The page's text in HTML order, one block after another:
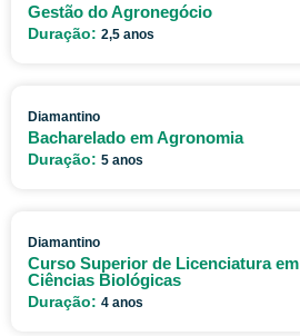
Gestão do Agronegócio
Duração: 2,5 anos
Diamantino
Bacharelado em Agronomia
Duração: 5 anos
Diamantino
Curso Superior de Licenciatura em
Ciências Biológicas
Duração: 4 anos